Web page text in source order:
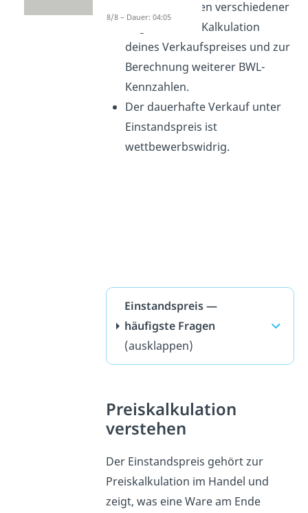
zum Vergleichen verschiedener
Angebote, zur Kalkulation
deines Verkaufspreises und zur
Berechnung weiterer BWL-
Kennzahlen.
Der dauerhafte Verkauf unter
Einstandspreis ist
wettbewerbswidrig.
Einstandspreis —
häufigste Fragen
(ausklappen)
Preiskalkulation
verstehen
Der Einstandspreis gehört zur
Preiskalkulation im Handel und
zeigt, was eine Ware am Ende
8/8 – Dauer: 04:05